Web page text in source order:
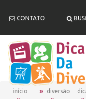
CONTATO
início diversão